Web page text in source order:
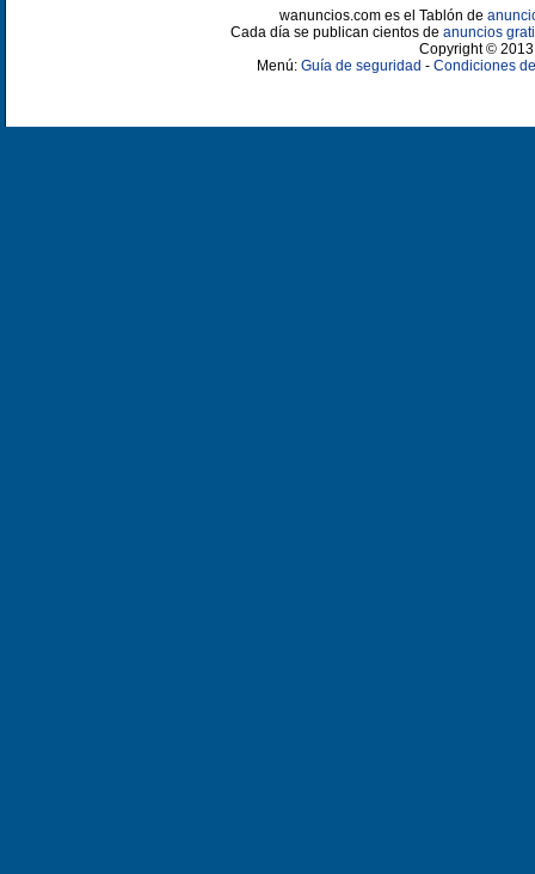
wanuncios.com es el Tablón de
Cada día se publican cientos de anuncios
Copyright ©
Menú: Guía de seguridad - Condiciones